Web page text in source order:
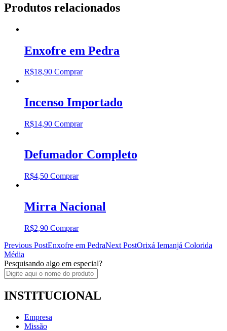
Produtos relacionados
Enxofre em Pedra
R$18,90 Comprar
Incenso Importado
R$14,90 Comprar
Defumador Completo
R$4,50 Comprar
Mirra Nacional
R$2,90 Comprar
Post
navigation
Previous PostEnxofre em PedraNext PostOrixá Iemanjá Colorida
Média
Pesquisando algo em especial?
INSTITUCIONAL
Empresa
Missão